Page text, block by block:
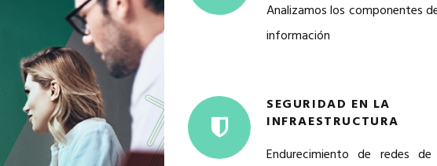
Analizamos los componentes
información
SEGURIDAD EN LA
INFRAESTRUCTURA
Endurecimiento de redes de